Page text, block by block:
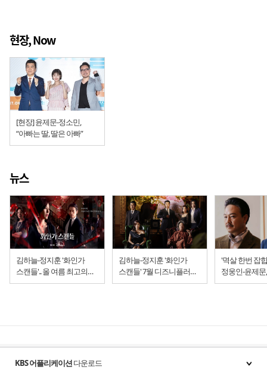
현장, Now
[현장] 윤제문-정소민,
“아빠는 딸, 딸은 아빠”
뉴스
김하늘-정지훈 '화인가
스캔들'.. 올 여름 최고의
스캔들 (디즈니플러스 7월
김하늘-정지훈 '화인가
스캔들' 7월 디즈니플러스
공개... "1% 재벌그룹,
'멱살 한번 잡
정웅인-윤제
폭발
KBS 어플리케이션다운로드